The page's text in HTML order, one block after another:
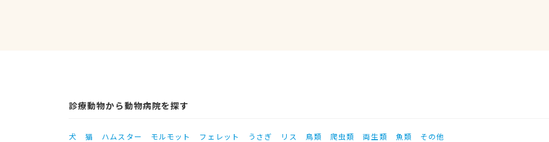
診療動物から動物病院を探す
犬 猫 ハムスター モルモット フェレット うさぎ リス 鳥類 爬虫類 両生類 魚類 その他